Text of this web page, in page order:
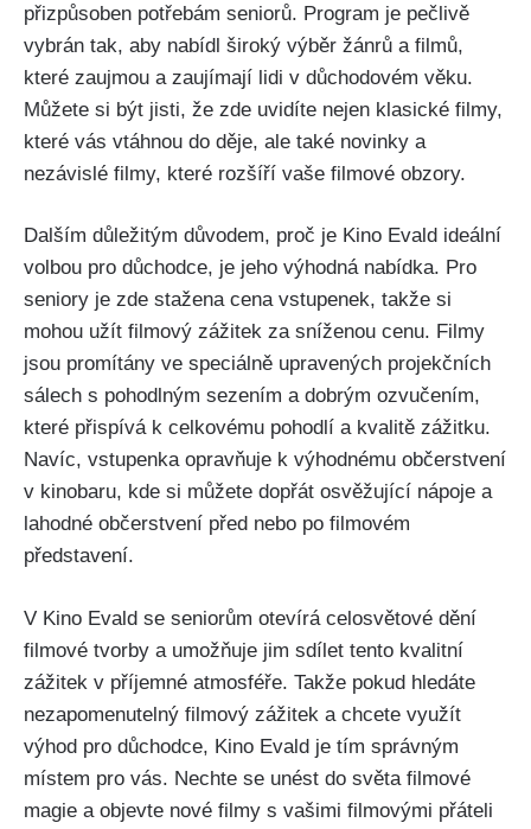
přizpůsoben potřebám seniorů. Program je pečlivě
vybrán tak, aby nabídl široký výběr žánrů a filmů,
které zaujmou a zaujímají lidi v důchodovém věku.
Můžete si být jisti, že zde uvidíte nejen klasické filmy,
které vás vtáhnou do děje, ale také novinky a
nezávislé filmy, které rozšíří vaše filmové obzory.
Dalším důležitým důvodem, proč je Kino Evald ideální
volbou pro důchodce, je jeho výhodná nabídka. Pro
seniory je zde stažena cena vstupenek, takže si
mohou užít filmový zážitek za sníženou cenu. Filmy
jsou promítány ve speciálně upravených projekčních
sálech s pohodlným sezením a dobrým ozvučením,
které přispívá k celkovému pohodlí a kvalitě zážitku.
Navíc, vstupenka opravňuje k výhodnému občerstvení
v kinobaru, kde si můžete dopřát osvěžující nápoje a
lahodné občerstvení před nebo po filmovém
představení.
V Kino Evald se seniorům otevírá celosvětové dění
filmové tvorby a umožňuje jim sdílet tento kvalitní
zážitek v příjemné atmosféře. Takže pokud hledáte
nezapomenutelný filmový zážitek a chcete využít
výhod pro důchodce, Kino Evald je tím správným
místem pro vás. Nechte se unést do světa filmové
magie a objevte nové filmy s vašimi filmovými přáteli